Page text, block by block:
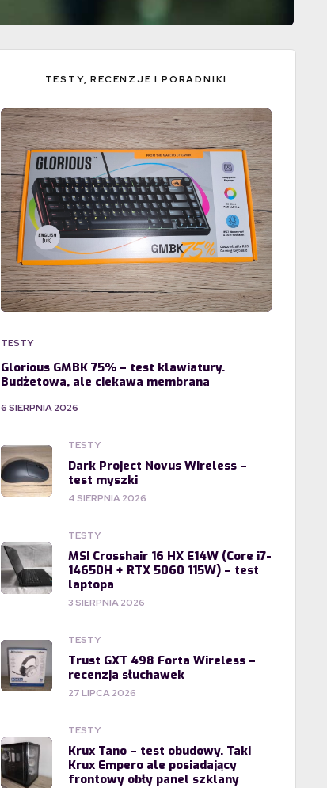
TESTY, RECENZJE I PORADNIKI
TESTY
Glorious GMBK 75% – test klawiatury.
Budżetowa, ale ciekawa membrana
6 SIERPNIA 2026
TESTY
Dark Project Novus Wireless –
test myszki
4 SIERPNIA 2026
TESTY
MSI Crosshair 16 HX E14W (Core i7-
14650H + RTX 5060 115W) – test
laptopa
3 SIERPNIA 2026
TESTY
Trust GXT 498 Forta Wireless –
recenzja słuchawek
27 LIPCA 2026
TESTY
Krux Tano – test obudowy. Taki
Krux Empero ale posiadający
frontowy obły panel szklany